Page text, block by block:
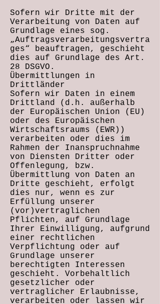
Sofern wir Dritte mit der
Verarbeitung von Daten auf
Grundlage eines sog.
„Auftragsverarbeitungsvertra
ges“ beauftragen, geschieht
dies auf Grundlage des Art.
28 DSGVO.
Übermittlungen in
Drittländer
Sofern wir Daten in einem
Drittland (d.h. außerhalb
der Europäischen Union (EU)
oder des Europäischen
Wirtschaftsraums (EWR))
verarbeiten oder dies im
Rahmen der Inanspruchnahme
von Diensten Dritter oder
Offenlegung, bzw.
Übermittlung von Daten an
Dritte geschieht, erfolgt
dies nur, wenn es zur
Erfüllung unserer
(vor)vertraglichen
Pflichten, auf Grundlage
Ihrer Einwilligung, aufgrund
einer rechtlichen
Verpflichtung oder auf
Grundlage unserer
berechtigten Interessen
geschieht. Vorbehaltlich
gesetzlicher oder
vertraglicher Erlaubnisse,
verarbeiten oder lassen wir